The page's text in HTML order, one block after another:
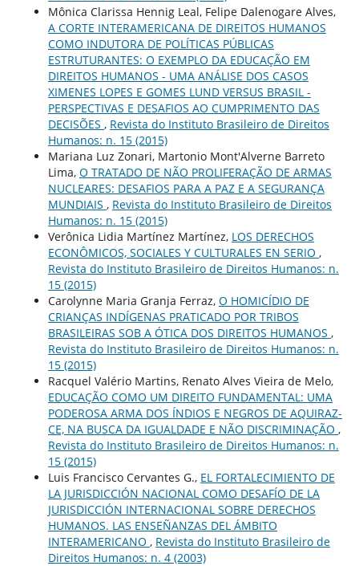
Mônica Clarissa Hennig Leal, Felipe Dalenogare Alves,
A CORTE INTERAMERICANA DE DIREITOS HUMANOS
COMO INDUTORA DE POLÍTICAS PÚBLICAS
ESTRUTURANTES: O EXEMPLO DA EDUCAÇÃO EM
DIREITOS HUMANOS - UMA ANÁLISE DOS CASOS
XIMENES LOPES E GOMES LUND VERSUS BRASIL -
PERSPECTIVAS E DESAFIOS AO CUMPRIMENTO DAS
DECISÕES , Revista do Instituto Brasileiro de Direitos
Humanos: n. 15 (2015)
Mariana Luz Zonari, Martonio Mont'Alverne Barreto
Lima, O TRATADO DE NÃO PROLIFERAÇÃO DE ARMAS
NUCLEARES: DESAFIOS PARA A PAZ E A SEGURANÇA
MUNDIAIS , Revista do Instituto Brasileiro de Direitos
Humanos: n. 15 (2015)
Verônica Lidia Martínez Martínez, LOS DERECHOS
ECONÔMICOS, SOCIALES Y CULTURALES EN SERIO ,
Revista do Instituto Brasileiro de Direitos Humanos: n.
15 (2015)
Carolynne Maria Granja Ferraz, O HOMICÍDIO DE
CRIANÇAS INDÍGENAS PRATICADO POR TRIBOS
BRASILEIRAS SOB A ÓTICA DOS DIREITOS HUMANOS ,
Revista do Instituto Brasileiro de Direitos Humanos: n.
15 (2015)
Racquel Valério Martins, Renato Alves Vieira de Melo,
EDUCAÇÃO COMO UM DIREITO FUNDAMENTAL: UMA
PODEROSA ARMA DOS ÍNDIOS E NEGROS DE AQUIRAZ-
CE, NA BUSCA DA IGUALDADE E NÃO DISCRIMINAÇÃO ,
Revista do Instituto Brasileiro de Direitos Humanos: n.
15 (2015)
Luis Francisco Cervantes G., EL FORTALECIMIENTO DE
LA JURISDICCIÓN NACIONAL COMO DESAFÍO DE LA
JURISDICCIÓN INTERNACIONAL SOBRE DERECHOS
HUMANOS. LAS ENSEÑANZAS DEL ÁMBITO
INTERAMERICANO , Revista do Instituto Brasileiro de
Direitos Humanos: n. 4 (2003)